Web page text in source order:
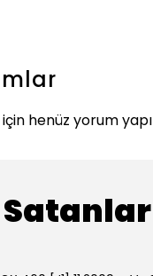
henüz yorum
Satanlar